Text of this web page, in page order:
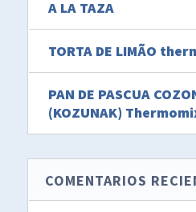
A LA TAZA
TORTA DE LIMÃO
PAN DE PASCUA
(KOZUNAK)
COMENTARIOS